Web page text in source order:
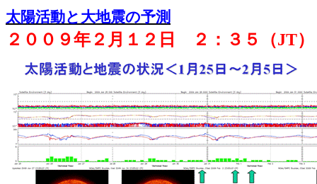
太陽活動と大地震の予測
２００９年２月１２日 ２：３５（JT